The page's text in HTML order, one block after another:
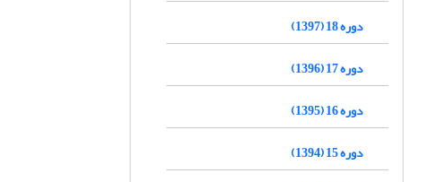
دوره 18 (1397)
دوره 17 (1396)
دوره 16 (1395)
دوره 15 (1394)